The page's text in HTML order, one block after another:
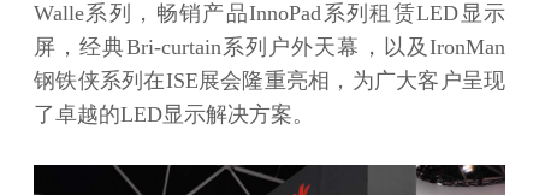
Walle系列，畅销产品InnoPad系列租赁LED显示
屏，经典Bri-curtain系列户外天幕，以及IronMan
钢铁侠系列在ISE展会隆重亮相，为广大客户呈现
了卓越的LED显示解决方案。